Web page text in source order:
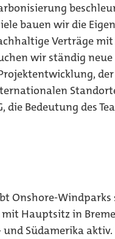
bauen wir die
Verträge
wir ständig
die Bedeutung des
Onshore-Windparks
Hauptsitz in
und Südamerika